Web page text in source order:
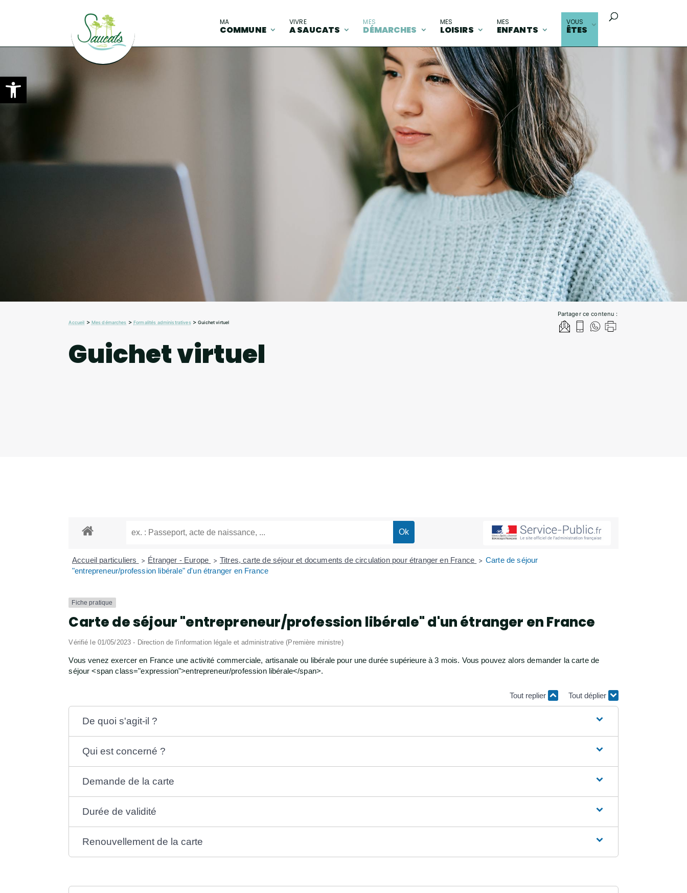
Ouvrir la barre d’outils
MA
COMMUNE
VIVRE
A SAUCATS
MES
DÉMARCHES
MES
LOISIRS
MES
ENFANTS
VOUS
ÊTES
Partager ce contenu :
Accueil > Mes démarches >Formalités administratives>Guichet virtuel
Guichet virtuel
Accueil particuliers > Étranger - Europe > Titres, carte de séjour et documents de circulation pour étranger en France > Carte de séjour
"entrepreneur/profession libérale" d'un étranger en France
Fiche pratique
Carte de séjour "entrepreneur/profession libérale" d'un étranger en France
Vérifié le 01/05/2023 - Direction de l'information légale et administrative (Première ministre)
Vous venez exercer en France une activité commerciale, artisanale ou libérale pour une durée supérieure à 3 mois. Vous pouvez alors demander la carte de
séjour <span class="expression">entrepreneur/profession libérale</span>.
Tout replier Tout déplier
De quoi s'agit-il ?
Qui est concerné ?
Demande de la carte
Durée de validité
Renouvellement de la carte